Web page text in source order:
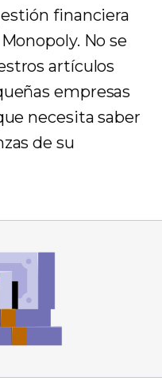
financiera
No se
artículos
empresas
necesita saber
de su